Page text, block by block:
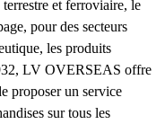
et ferroviaire, le
pour des secteurs
les produits
LV OVERSEAS offre
proposer un service
sur tous les